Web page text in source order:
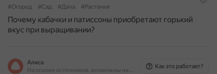
#Огород
#Сад #Дача #Растения
Почему кабачки и патиссоны приобретают горький
вкус при выращивании?
Алиса
На основе источников, возможны неточности
Как это работает?